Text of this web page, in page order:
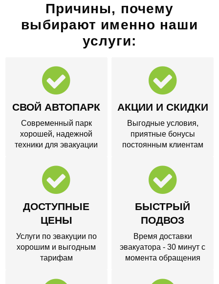
Причины, почему
выбирают именно наши
услуги:
СВОЙ АВТОПАРК
Современный парк
хорошей, надежной
техники для эвакуации
АКЦИИ И СКИДКИ
Выгодные условия,
приятные бонусы
постоянным клиентам
ДОСТУПНЫЕ
ЦЕНЫ
Услуги по эвакуции по
хорошим и выгодным
тарифам
БЫСТРЫЙ
ПОДВОЗ
Время доставки
эвакуатора - 30 минут с
момента обращения